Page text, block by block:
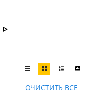
ОЧИСТИТЬ ВСЕ